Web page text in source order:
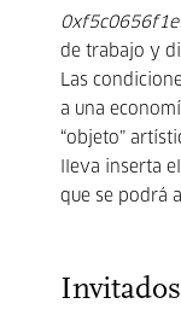
de trabajo y
Las
a una
“objeto”
lleva inserta
que se podrá